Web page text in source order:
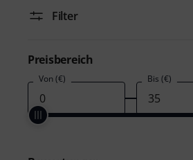
Filter
Preisbereich
Von (€) Bis (€)